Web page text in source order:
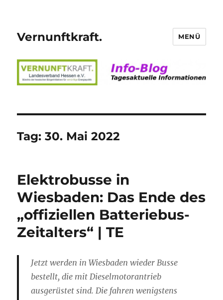
Vernunftkraft. MENÜ
Tag:30. Mai 2022
Elektrobusse in
Wiesbaden: Das Ende des
„offiziellen Batteriebus-
Zeitalters“ | TE
Jetzt werden in Wiesbaden wieder Busse
bestellt, die mit Dieselmotorantrieb
ausgerüstet sind. Die fahren wenigstens